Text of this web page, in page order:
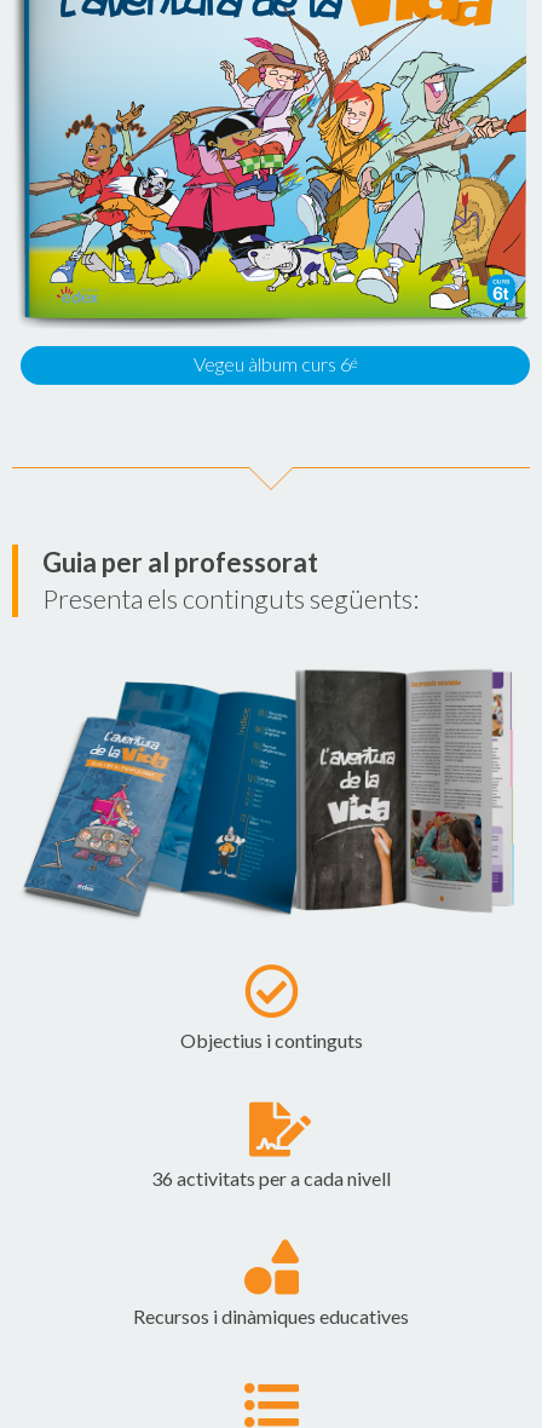
Vegeu àlbum curs 6é
Guia per al professorat
Presenta els continguts següents:
Objectius i continguts
36 activitats per a cada nivell
Recursos i dinàmiques educatives